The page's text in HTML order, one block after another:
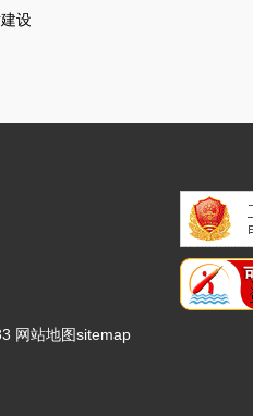
设合约
网站地图sitemap